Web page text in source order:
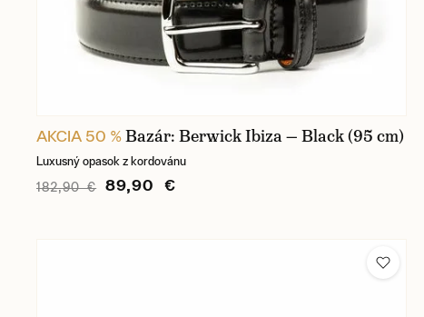
AKCIA 50 %Bazár: Berwick Ibiza — Black (95 cm)
Luxusný opasok z kordovánu
182,90 € 89,90 €